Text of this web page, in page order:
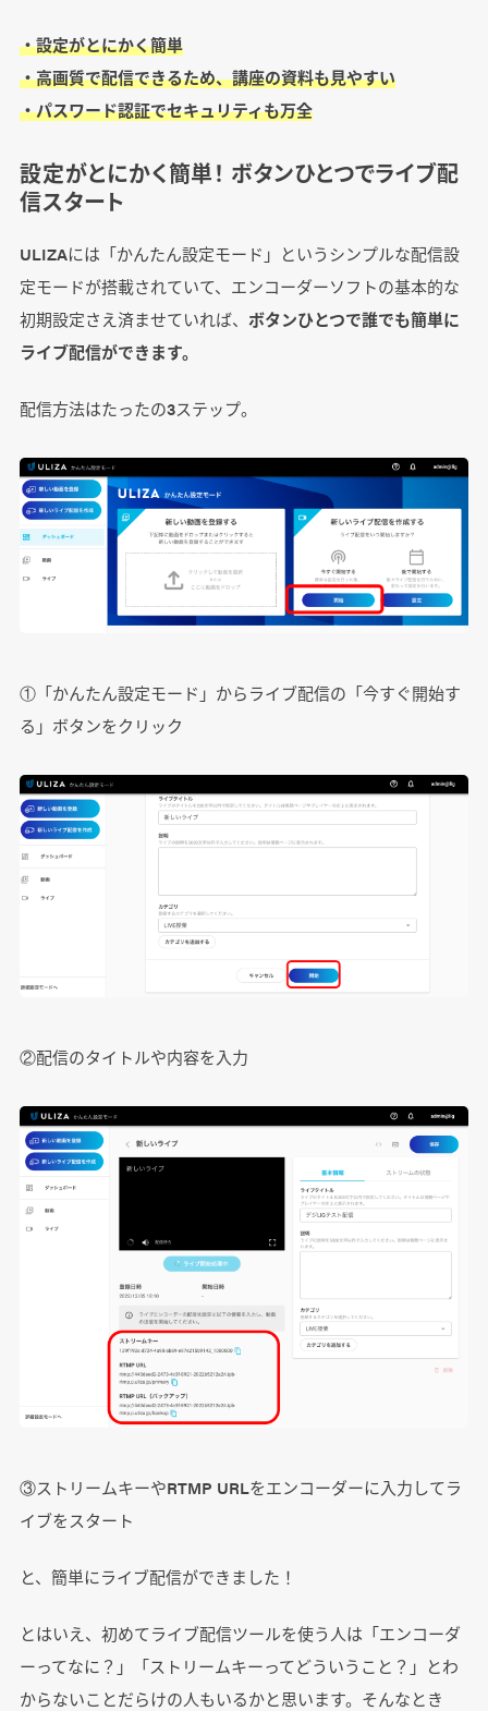
・設定がとにかく簡単
・高画質で配信できるため、講座の資料も見やすい
・パスワード認証でセキュリティも万全
設定がとにかく簡単！ ボタンひとつでライブ配
信スタート
ULIZAには「かんたん設定モード」というシンプルな配信設
定モードが搭載されていて、エンコーダーソフトの基本的な
初期設定さえ済ませていれば、 ボタンひとつで誰でも簡単に
ライブ配信ができます。
配信方法はたったの3ステップ。
①「かんたん設定モード」からライブ配信の「今すぐ開始す
る」ボタンをクリック
②配信のタイトルや内容を入力
③ストリームキーやRTMP URLをエンコーダーに入力してラ
イブをスタート
と、簡単にライブ配信ができました！
とはいえ、初めてライブ配信ツールを使う人は「エンコーダ
ーってなに？」「ストリームキーってどういうこと？」とわ
からないことだらけの人もいるかと思います。そんなとき